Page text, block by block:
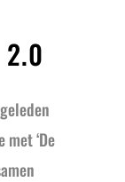
2.0
‘De